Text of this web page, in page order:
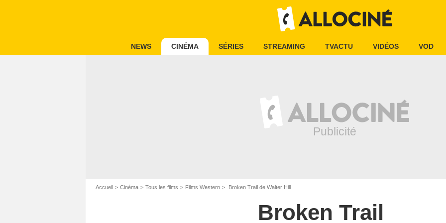
NEWS CINÉMA SÉRIES STREAMING TVACTU VIDÉOS VOD
Accueil Cinéma Tous les films Films Western Broken Trail de Walter Hill
Broken Trail